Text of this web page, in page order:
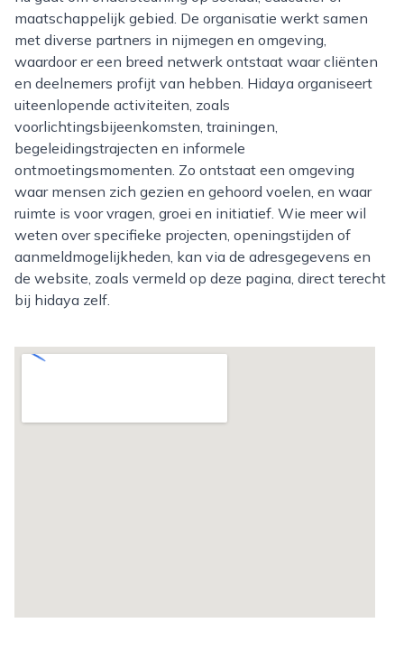
maatschappelijk gebied. De organisatie werkt samen
met diverse partners in nijmegen en omgeving,
waardoor er een breed netwerk ontstaat waar cliënten
en deelnemers profijt van hebben. Hidaya organiseert
uiteenlopende activiteiten, zoals
voorlichtingsbijeenkomsten, trainingen,
begeleidingstrajecten en informele
ontmoetingsmomenten. Zo ontstaat een omgeving
waar mensen zich gezien en gehoord voelen, en waar
ruimte is voor vragen, groei en initiatief. Wie meer wil
weten over specifieke projecten, openingstijden of
aanmeldmogelijkheden, kan via de adresgegevens en
de website, zoals vermeld op deze pagina, direct terecht
bij hidaya zelf.